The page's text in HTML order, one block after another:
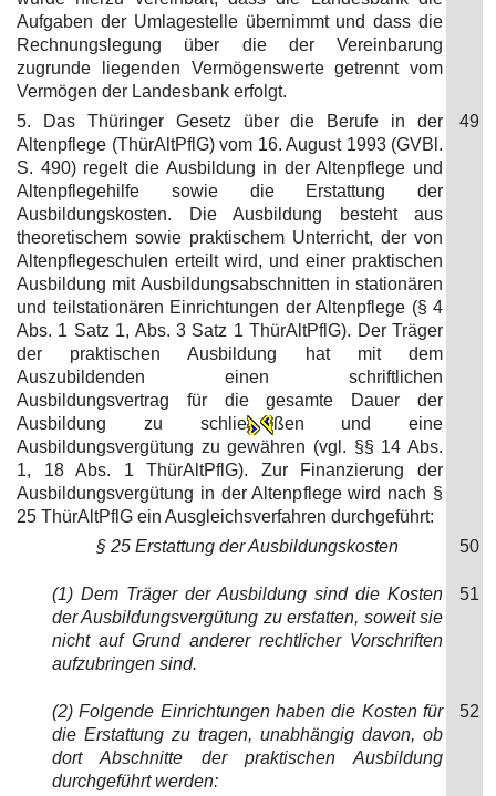
Aufgaben der Umlagestelle übernimmt und dass die
Rechnungslegung über die der Vereinbarung
zugrunde liegenden Vermögenswerte getrennt vom
Vermögen der Landesbank erfolgt.
5. Das Thüringer Gesetz über die Berufe in der
Altenpflege (ThürAltPflG) vom 16. August 1993 (GVBl.
S. 490) regelt die Ausbildung in der Altenpflege und
Altenpflegehilfe sowie die Erstattung der
Ausbildungskosten. Die Ausbildung besteht aus
theoretischem sowie praktischem Unterricht, der von
Altenpflegeschulen erteilt wird, und einer praktischen
Ausbildung mit Ausbildungsabschnitten in stationären
und teilstationären Einrichtungen der Altenpflege (§ 4
Abs. 1 Satz 1, Abs. 3 Satz 1 ThürAltPflG). Der Träger
der praktischen Ausbildung hat mit dem
Auszubildenden einen schriftlichen
Ausbildungsvertrag für die gesamte Dauer der
Ausbildung zu schlie
ßen und eine
Ausbildungsvergütung zu gewähren (vgl. §§ 14 Abs.
1, 18 Abs. 1 ThürAltPflG). Zur Finanzierung der
Ausbildungsvergütung in der Altenpflege wird nach §
25 ThürAltPflG ein Ausgleichsverfahren durchgeführt:
49
§ 25 Erstattung der Ausbildungskosten 50
(1) Dem Träger der Ausbildung sind die Kosten
der Ausbildungsvergütung zu erstatten, soweit sie
nicht auf Grund anderer rechtlicher Vorschriften
aufzubringen sind.
51
(2) Folgende Einrichtungen haben die Kosten für
die Erstattung zu tragen, unabhängig davon, ob
dort Abschnitte der praktischen Ausbildung
durchgeführt werden:
52